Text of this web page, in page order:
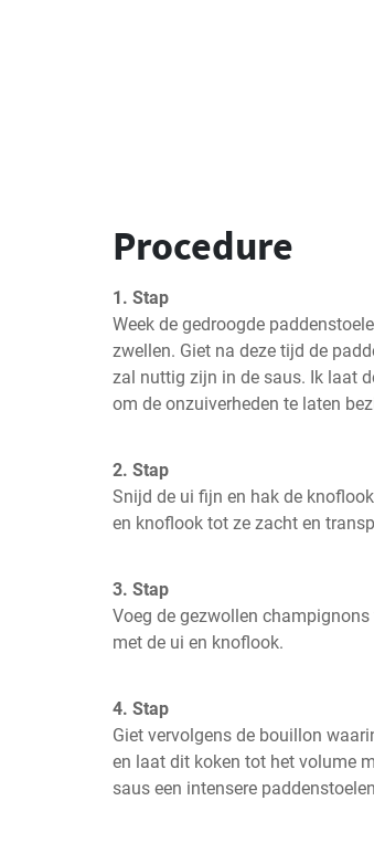
Procedure
1. Stap
Week de gedroogde
zwellen. Giet na deze tijd de
zal nuttig zijn in de saus. Ik laat
om de onzuiverheden te laten
2. Stap
Snijd de ui fijn en hak de
en knoflook tot ze zacht en
3. Stap
Voeg de gezwollen
met de ui en knoflook.
4. Stap
Giet vervolgens de bouillon
en laat dit koken tot het volume
saus een intensere